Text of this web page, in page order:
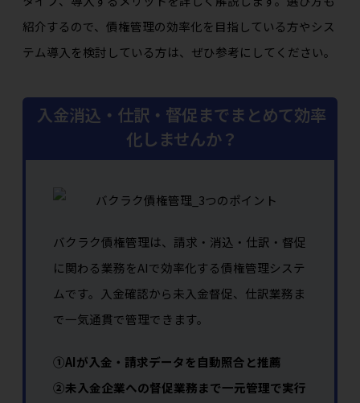
紹介するので、債権管理の効率化を目指している方やシス
テム導入を検討している方は、ぜひ参考にしてください。
入金消込・仕訳・督促までまとめて効率
化しませんか？
バクラク債権管理は、請求・消込・仕訳・督促
に関わる業務をAIで効率化する債権管理システ
ムです。入金確認から未入金督促、仕訳業務ま
で一気通貫で管理できます。
①AIが入金・請求データを自動照合と推薦
②未入金企業への督促業務まで一元管理で実行